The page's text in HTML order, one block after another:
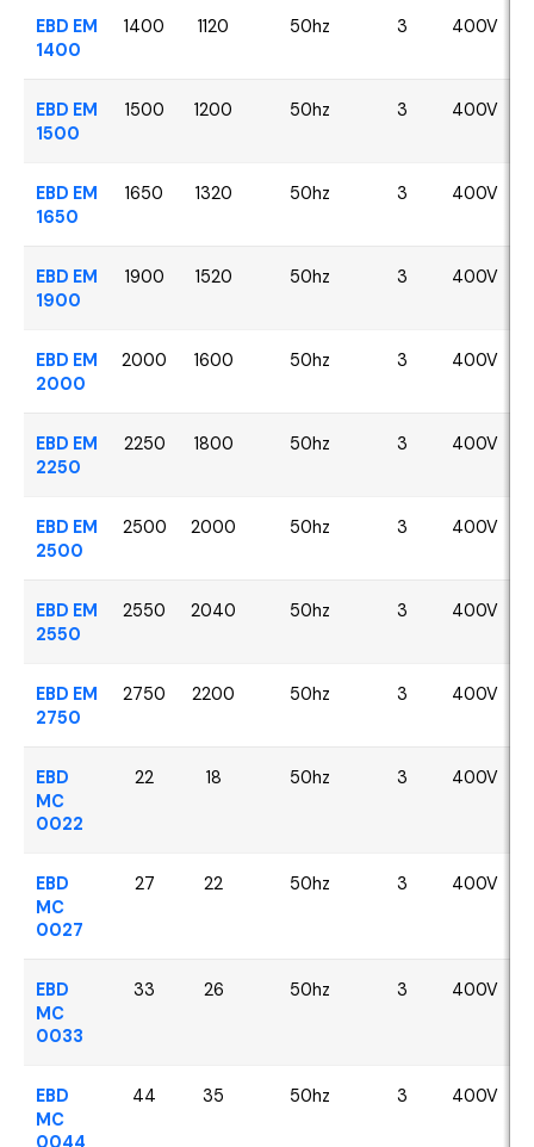
EBD EM
1400
1400 1120 50hz 3 400V
EBD EM
1500
1500 1200 50hz 3 400V
EBD EM
1650
1650 1320 50hz 3 400V
EBD EM
1900
1900 1520 50hz 3 400V
EBD EM
2000
2000 1600 50hz 3 400V
EBD EM
2250
2250 1800 50hz 3 400V
EBD EM
2500
2500 2000 50hz 3 400V
EBD EM
2550
2550 2040 50hz 3 400V
EBD EM
2750
2750 2200 50hz 3 400V
EBD
MC
0022
22 18 50hz 3 400V
EBD
MC
0027
27 22 50hz 3 400V
EBD
MC
0033
33 26 50hz 3 400V
EBD
MC
0044
44 35 50hz 3 400V